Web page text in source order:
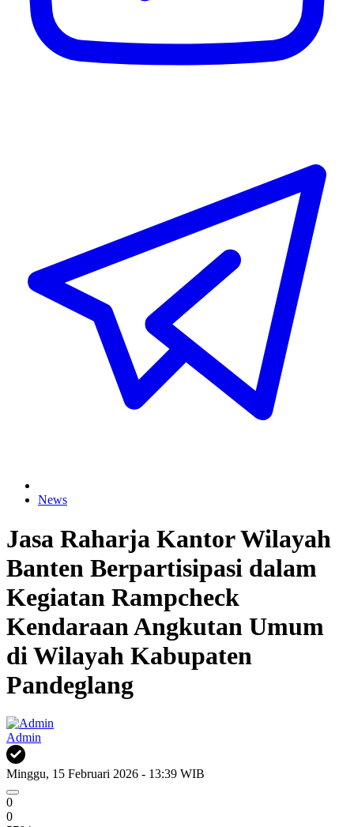
News
Jasa Raharja Kantor Wilayah
Banten Berpartisipasi dalam
Kegiatan Rampcheck
Kendaraan Angkutan Umum
di Wilayah Kabupaten
Pandeglang
Admin
Minggu, 15 Februari 2026 - 13:39 WIB
0
0